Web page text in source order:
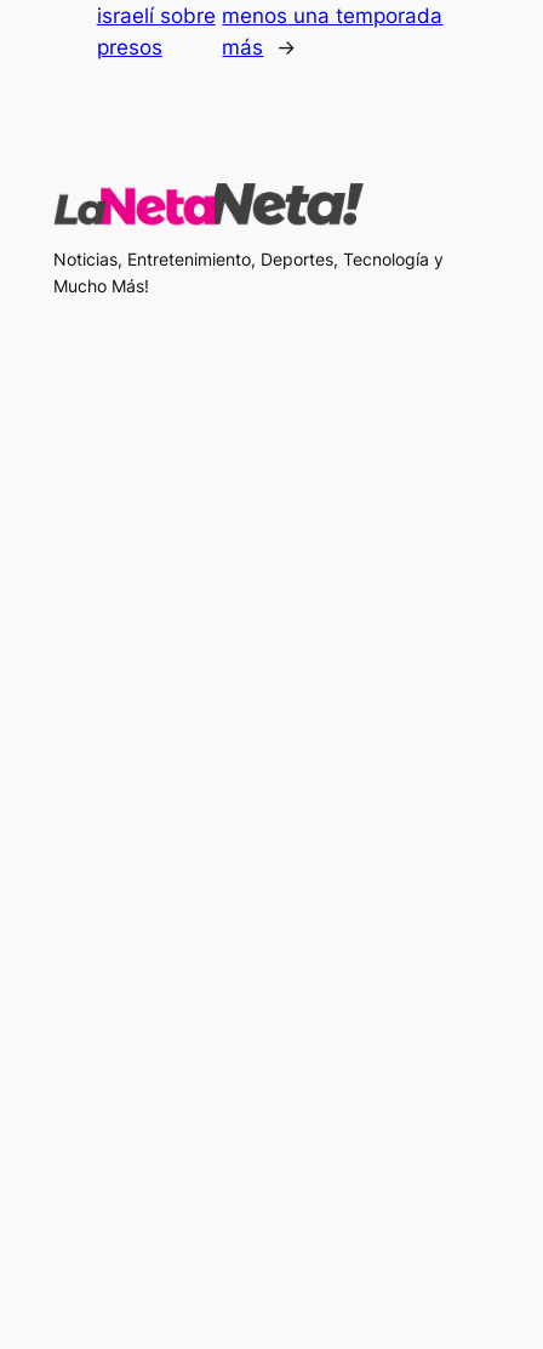
israelí sobre
presos
menos una temporada
más
→
Noticias, Entretenimiento, Deportes, Tecnología y
Mucho Más!